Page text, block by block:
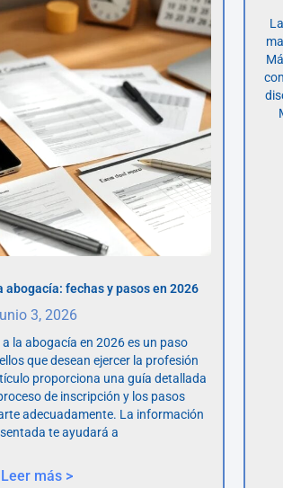
abogacía: fechas y pasos en 2026
3, 2026
a la abogacía en 2026 es un paso
que desean ejercer la profesión
proporciona una guía detallada
de inscripción y los pasos
adecuadamente. La información
te ayudará a
Leer más >